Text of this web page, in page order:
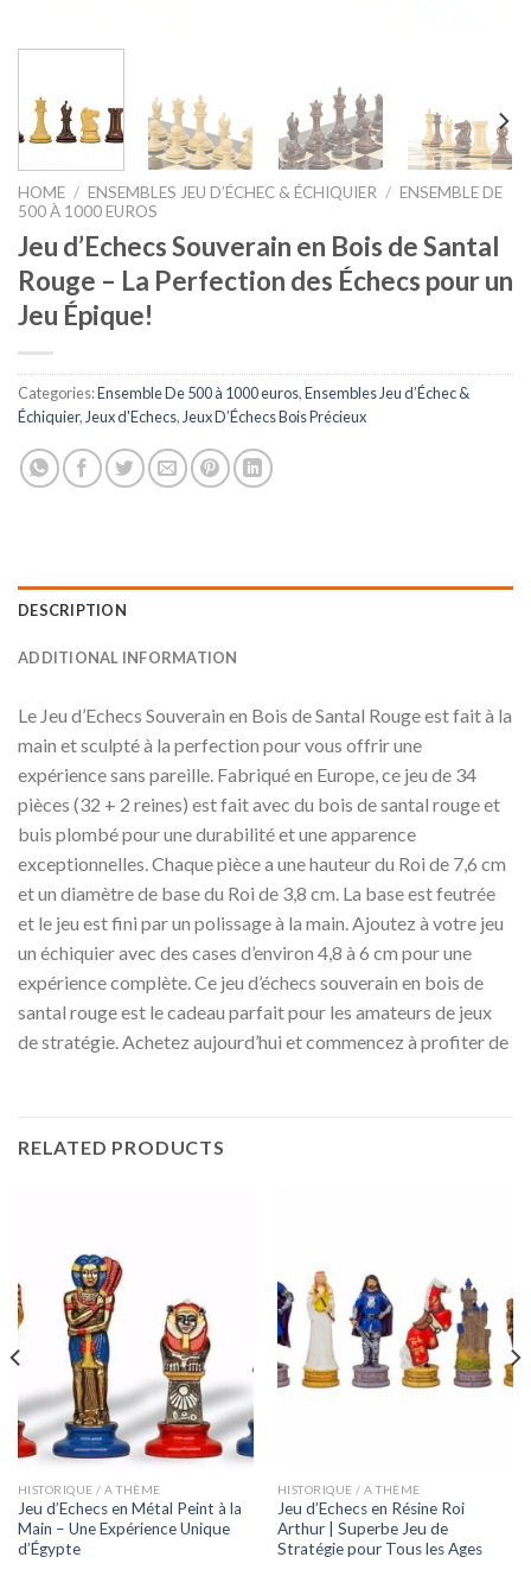
HOME / ENSEMBLES JEU D’ÉCHEC & ÉCHIQUIER / ENSEMBLE DE
500 À 1000 EUROS
Jeu d’Echecs Souverain en Bois de Santal
Rouge – La Perfection des Échecs pour un
Jeu Épique!
Categories:Ensemble De 500 à 1000 euros,Ensembles Jeu d’Échec &
Échiquier, Jeux d'Echecs, Jeux D’Échecs Bois Précieux
DESCRIPTION
ADDITIONAL INFORMATION
Le Jeu d’Echecs Souverain en Bois de Santal Rouge est fait à la
main et sculpté à la perfection pour vous offrir une
expérience sans pareille. Fabriqué en Europe, ce jeu de 34
pièces (32 + 2 reines) est fait avec du bois de santal rouge et
buis plombé pour une durabilité et une apparence
exceptionnelles. Chaque pièce a une hauteur du Roi de 7,6 cm
et un diamètre de base du Roi de 3,8 cm. La base est feutrée
et le jeu est fini par un polissage à la main. Ajoutez à votre jeu
un échiquier avec des cases d’environ 4,8 à 6 cm pour une
expérience complète. Ce jeu d’échecs souverain en bois de
santal rouge est le cadeau parfait pour les amateurs de jeux
de stratégie. Achetez aujourd’hui et commencez à profiter de
RELATED PRODUCTS
HISTORIQUE / A THÈME
Jeu d’Echecs en Métal Peint à la
Main – Une Expérience Unique
d’Égypte
HISTORIQUE / A THÈME
Jeu d’Echecs en Résine Roi
Arthur | Superbe Jeu de
Stratégie pour Tous les Ages